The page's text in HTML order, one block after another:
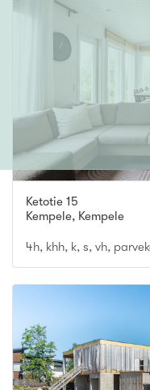
Ketotie 15
Kempele, Kempele
4h, khh, k, s, vh,